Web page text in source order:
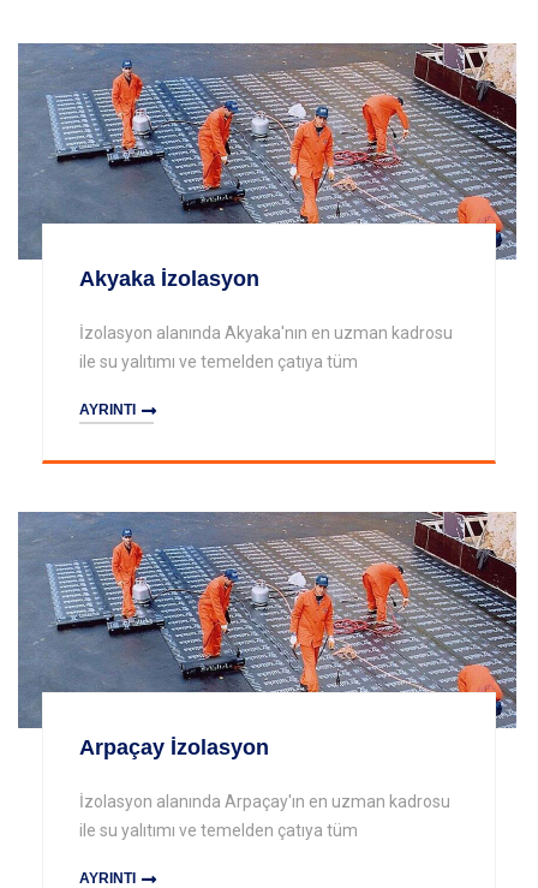
Akyaka İzolasyon
İzolasyon alanında Akyaka'nın en uzman kadrosu
ile su yalıtımı ve temelden çatıya tüm
AYRINTI
Arpaçay İzolasyon
İzolasyon alanında Arpaçay'ın en uzman kadrosu
ile su yalıtımı ve temelden çatıya tüm
AYRINTI